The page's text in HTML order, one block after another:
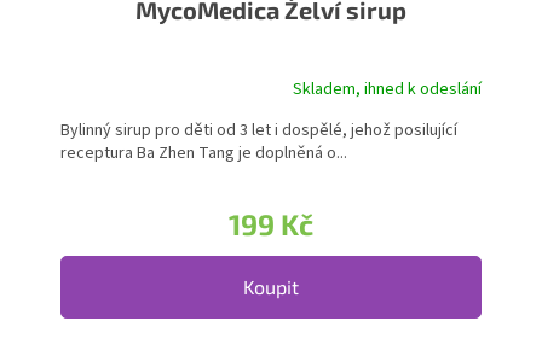
MycoMedica Želví sirup
Skladem, ihned k odeslání
199 Kč
Koupit
Bylinný sirup pro děti od 3 let i dospělé, jehož posilující
receptura Ba Zhen Tang je doplněná o...